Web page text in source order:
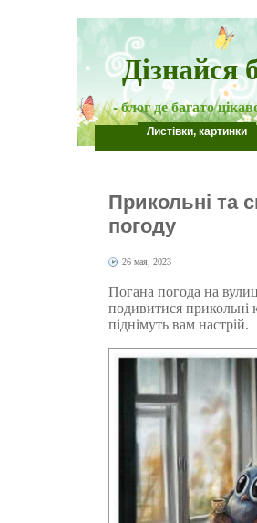
Дізнайся
- блог де багато
Листівки, картинки
Прикольні та
погоду
26 мая, 2023
Погана погода на
подивитися прикольні
піднімуть вам настрій.